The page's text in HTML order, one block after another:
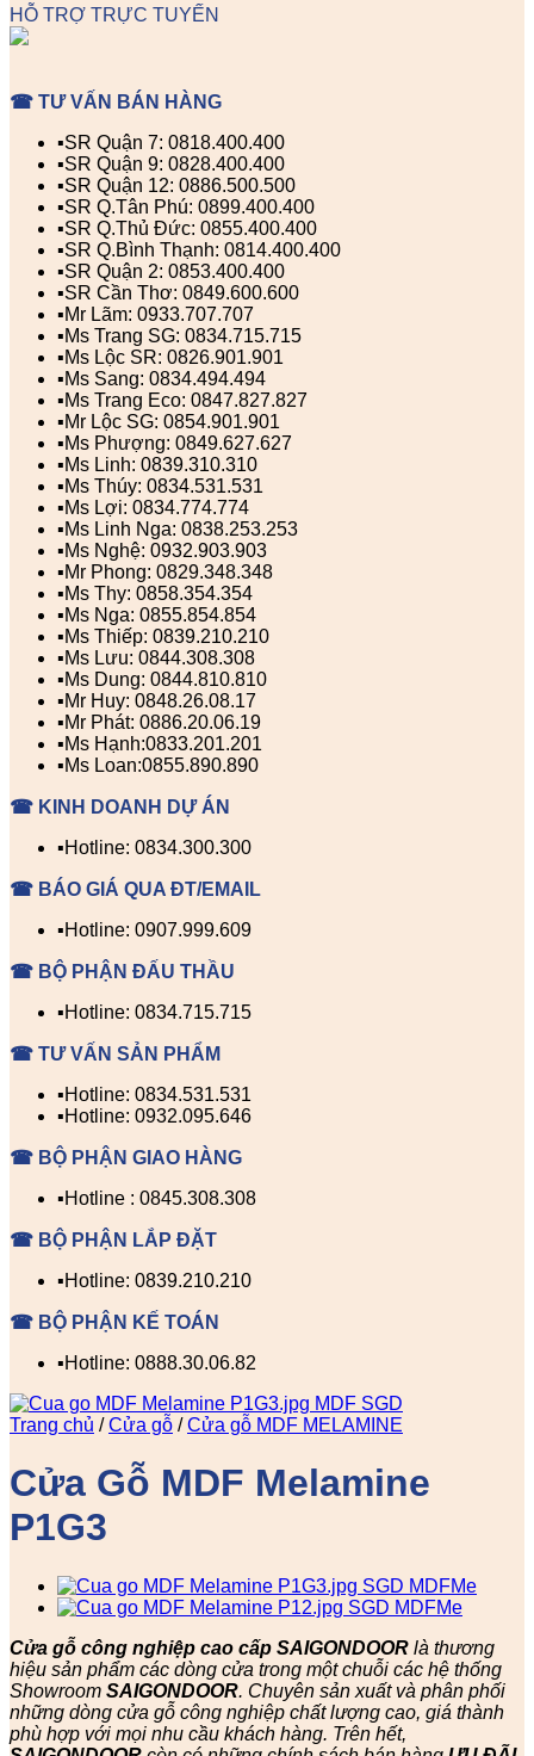
HỖ TRỢ TRỰC TUYẾN
☎ TƯ VẤN BÁN HÀNG
▪️SR Quận 7: 0818.400.400
▪️SR Quận 9: 0828.400.400
▪️SR Quận 12: 0886.500.500
▪️SR Q.Tân Phú: 0899.400.400
▪️SR Q.Thủ Đức: 0855.400.400
▪️SR Q.Bình Thạnh: 0814.400.400
▪️SR Quận 2: 0853.400.400
▪️SR Cần Thơ: 0849.600.600
▪️Mr Lãm: 0933.707.707
▪️Ms Trang SG: 0834.715.715
▪️Ms Lộc SR: 0826.901.901
▪️Ms Sang: 0834.494.494
▪️Ms Trang Eco: 0847.827.827
▪️Mr Lộc SG: 0854.901.901
▪️Ms Phượng: 0849.627.627
▪️Ms Linh: 0839.310.310
▪️Ms Thúy: 0834.531.531
▪️Ms Lợi: 0834.774.774
▪️Ms Linh Nga: 0838.253.253
▪️Ms Nghệ: 0932.903.903
▪️Mr Phong: 0829.348.348
▪️Ms Thy: 0858.354.354
▪️Ms Nga: 0855.854.854
▪️Ms Thiếp: 0839.210.210
▪️Ms Lưu: 0844.308.308
▪️Ms Dung: 0844.810.810
▪️Mr Huy: 0848.26.08.17
▪️Mr Phát: 0886.20.06.19
▪️Ms Hạnh:0833.201.201
▪️Ms Loan:0855.890.890
☎ KINH DOANH DỰ ÁN
▪️Hotline: 0834.300.300
☎ BÁO GIÁ QUA ĐT/EMAIL
▪️Hotline: 0907.999.609
☎ BỘ PHẬN ĐẤU THẦU
▪️Hotline: 0834.715.715
☎ TƯ VẤN SẢN PHẨM
▪️Hotline: 0834.531.531
▪️Hotline: 0932.095.646
☎ BỘ PHẬN GIAO HÀNG
▪️Hotline : 0845.308.308
☎ BỘ PHẬN LẮP ĐẶT
▪️Hotline: 0839.210.210
☎ BỘ PHẬN KẾ TOÁN
▪️Hotline: 0888.30.06.82
Trang chủ / Cửa gỗ / Cửa gỗ MDF MELAMINE
Cửa Gỗ MDF Melamine
P1G3
Cửa gỗ công nghiệp cao cấp SAIGONDOOR là thương
hiệu sản phẩm các dòng cửa trong một chuỗi các hệ thống
Showroom SAIGONDOOR. Chuyên sản xuất và phân phối
những dòng cửa gỗ công nghiệp chất lượng cao, giá thành
phù hợp với mọi nhu cầu khách hàng. Trên hết,